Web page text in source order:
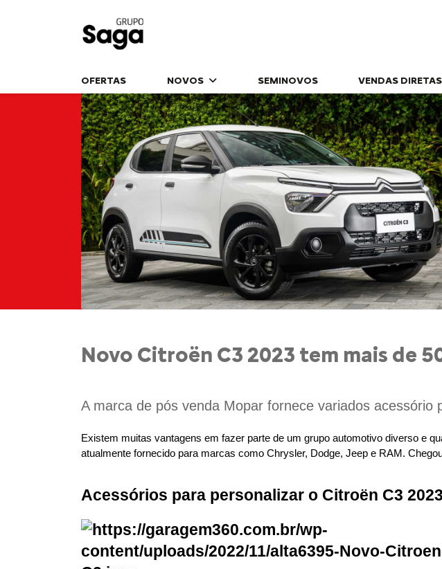
OFERTAS NOVOS SEMINOVOS VENDAS DIRETAS
Novo Citroën C3 2023 tem mais de
A marca de pós venda Mopar fornece variados acessório
Existem muitas vantagens em fazer parte de um grupo automotivo diverso e
atualmente fornecido para marcas como Chrysler, Dodge, Jeep e RAM.
Acessórios para personalizar o Citroën C3 2023